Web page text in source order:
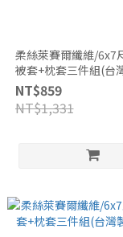
柔絲萊賽爾纖維/6x7
被套+枕套三件組(台
粉
NT$859
NT$1,331